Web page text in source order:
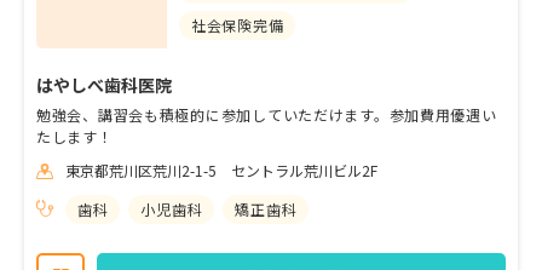
社会保険完備
はやしべ歯科医院
勉強会、講習会も積極的に参加していただけます。参加費用優遇い
たします！
東京都荒川区荒川2-1-5 セントラル荒川ビル2F
歯科
小児歯科 矯正歯科